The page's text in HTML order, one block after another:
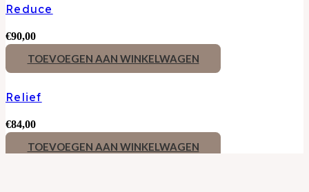
Reduce
€90,00
TOEVOEGEN AAN WINKELWAGEN
Relief
€84,00
TOEVOEGEN AAN WINKELWAGEN